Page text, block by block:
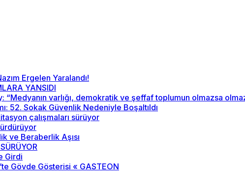
Ergelen Yaralandı!
YANSIDI
“Medyanın varlığı, demokratik ve şeffaf toplumun olmazsa
52. Sokak Güvenlik Nedeniyle Boşaltıldı
çalışmaları sürüyor
ve Beraberlik Aşısı
Girdi